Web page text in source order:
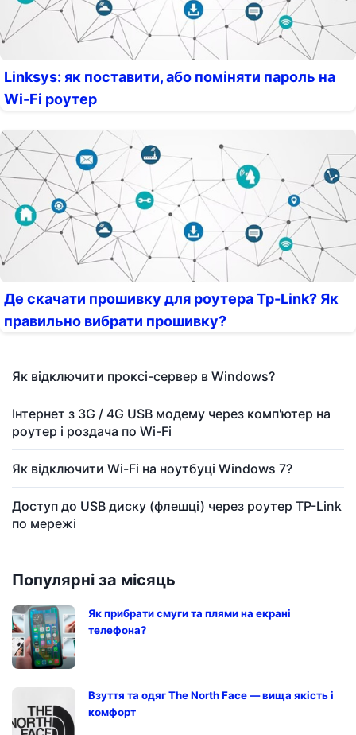
Linksys: як поставити, або поміняти пароль на
Wi-Fi роутер
Де скачати прошивку для роутера Tp-Link? Як
правильно вибрати прошивку?
Як відключити проксі-сервер в Windows?
Інтернет з 3G / 4G USB модему через комп'ютер на
роутер і роздача по Wi-Fi
Як відключити Wi-Fi на ноутбуці Windows 7?
Доступ до USB диску (флешці) через роутер TP-Link
по мережі
Популярні за місяць
Як прибрати смуги та плями на екрані
телефона?
Взуття та одяг The North Face — вища якість і
комфорт